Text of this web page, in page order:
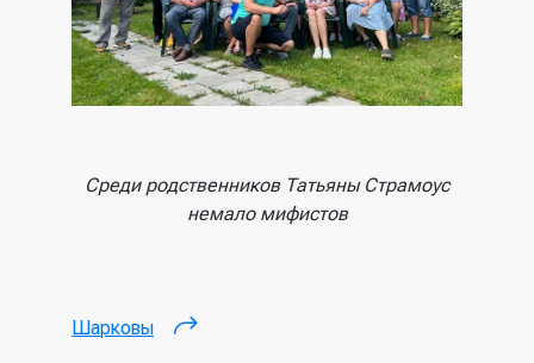
Среди родственников Татьяны Страмоус
немало мифистов
Шарковы (внешняя ссылка)